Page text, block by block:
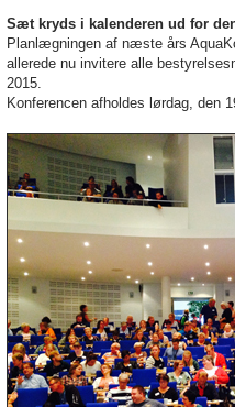
Sæt kryds i kalenderen ud for
Planlægningen af næste års
allerede nu invitere alle
2015.
Konferencen afholdes lørdag, den